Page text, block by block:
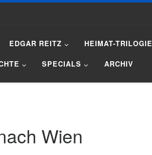
EDGAR REITZ HEIMAT-TRILOGIE
SPECIALS ARCHIV
Wien